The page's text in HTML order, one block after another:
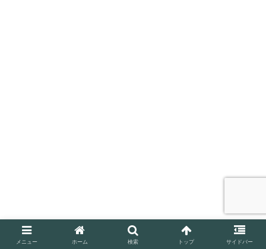
メニュー ホーム 検索 トップ サイドバー